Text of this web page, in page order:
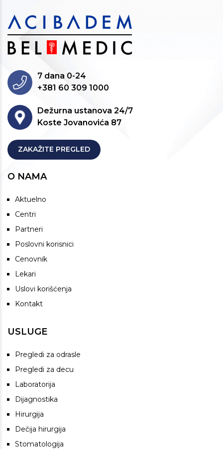
7 dana 0-24
+381 60 309 1000
Dežurna ustanova 24/7
Koste Jovanovića 87
ZAKAŽITE PREGLED
O NAMA
Aktuelno
Centri
Partneri
Poslovni korisnici
Cenovnik
Lekari
Uslovi korišćenja
Kontakt
USLUGE
Pregledi za odrasle
Pregledi za decu
Laboratorija
Dijagnostika
Hirurgija
Dečija hirurgija
Stomatologija